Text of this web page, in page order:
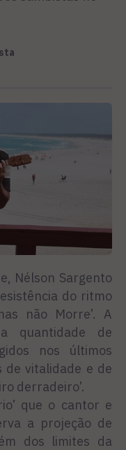
Nélson Sargento
do ritmo
não Morre’. A
quantidade de
nos últimos
de vitalidade e de
derradeiro’.
que o cantor e
a projeção de
dos limites da